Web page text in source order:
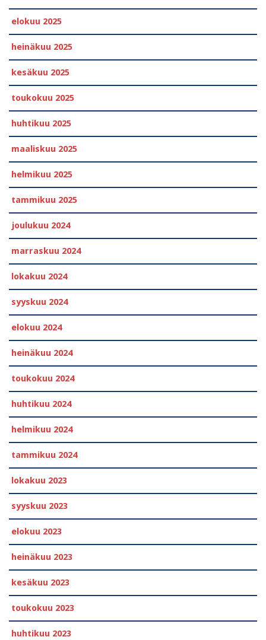
elokuu 2025
heinäkuu 2025
kesäkuu 2025
toukokuu 2025
huhtikuu 2025
maaliskuu 2025
helmikuu 2025
tammikuu 2025
joulukuu 2024
marraskuu 2024
lokakuu 2024
syyskuu 2024
elokuu 2024
heinäkuu 2024
toukokuu 2024
huhtikuu 2024
helmikuu 2024
tammikuu 2024
lokakuu 2023
syyskuu 2023
elokuu 2023
heinäkuu 2023
kesäkuu 2023
toukokuu 2023
huhtikuu 2023